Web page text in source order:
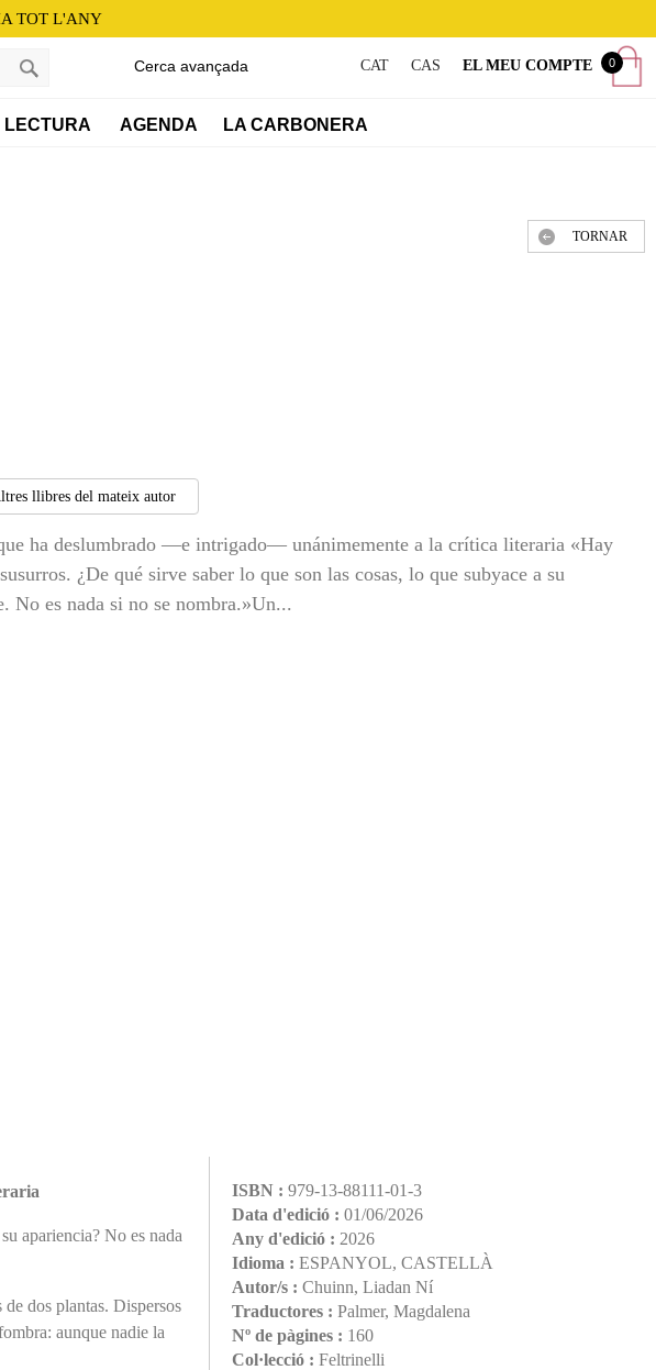
TOT L'ANY
CAT CAS EL MEU COMPTE 0
AGENDA LA CARBONERA
Cerca avançada
TORNAR
llibres del mateix autor
ha deslumbrado —e intrigado— unánimemente a la crítica literaria «Hay
¿De qué sirve saber lo que son las cosas, lo que subyace a su
No es nada si no se nombra.»Un...
ISBN : 979-13-88111-01-3
Data d'edició : 01/06/2026
Any d'edició : 2026
Idioma : ESPANYOL, CASTELLÀ
Autor/s : Chuinn, Liadan Ní
Traductores : Palmer, Magdalena
Nº de pàgines : 160
Col·lecció : Feltrinelli
apariencia? No es nada
dos plantas. Dispersos
aunque nadie la